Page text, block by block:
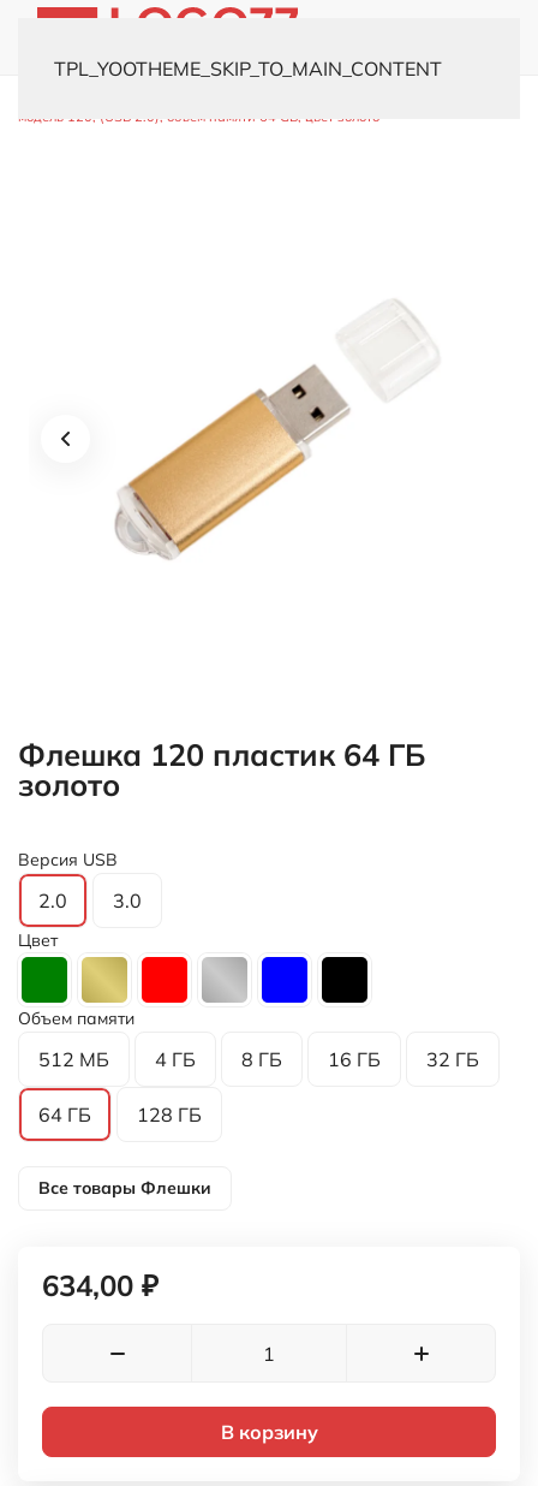
TPL_YOOTHEME_SKIP_TO_MAIN_CONTENT
модель 120, (USB 2.0), объем памяти 64 GB, цвет золото
Флешка 120 пластик 64 ГБ
золото
Версия USB
2.0 3.0
Цвет
Объем памяти
512 МБ 4 ГБ 8 ГБ 16 ГБ 32 ГБ
64 ГБ 128 ГБ
Все товары Флешки
634,00 ₽
В корзину